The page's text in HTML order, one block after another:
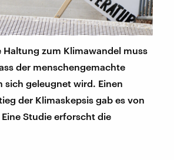
Haltung zum Klimawandel muss
der menschengemachte
sich geleugnet wird. Einen
der Klimaskepsis gab es von
Studie erforscht die